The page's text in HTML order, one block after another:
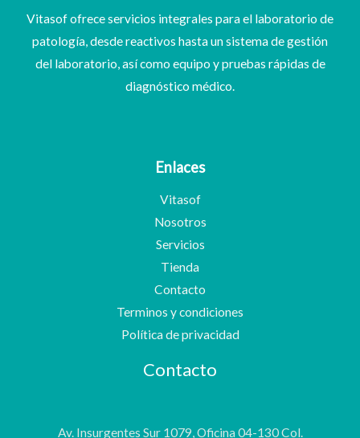
Vitasof ofrece servicios integrales para el laboratorio de
patología, desde reactivos hasta un sistema de gestión
del laboratorio, así como equipo y pruebas rápidas de
diagnóstico médico.
Enlaces
Vitasof
Nosotros
Servicios
Tienda
Contacto
Terminos y condiciones
Política de privacidad
Contacto
Av. Insurgentes Sur 1079, Oficina 04-130 Col.